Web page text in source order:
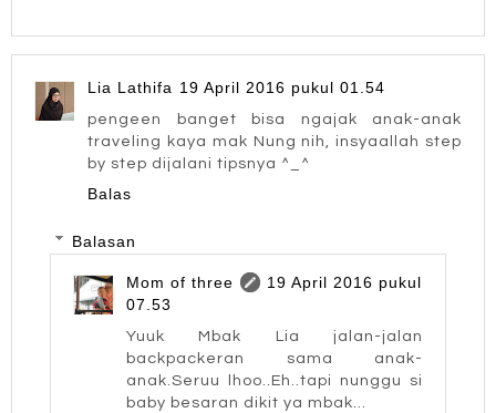
Lia Lathifa 19 April 2016 pukul 01.54
pengeen banget bisa ngajak anak-anak
traveling kaya mak Nung nih, insyaallah step
by step dijalani tipsnya ^_^
Balas
Balasan
Mom of three
19 April 2016 pukul
07.53
Yuuk Mbak Lia jalan-jalan
backpackeran sama anak-
anak.Seruu lhoo..Eh..tapi nunggu si
baby besaran dikit ya mbak...